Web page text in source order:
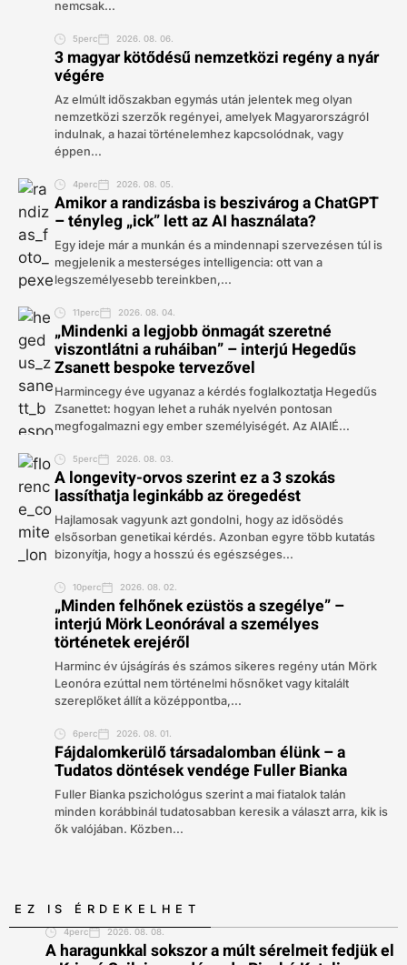
nemcsak...
5perc 2026. 08. 06.
3 magyar kötődésű nemzetközi regény a nyár
végére
Az elmúlt időszakban egymás után jelentek meg olyan
nemzetközi szerzők regényei, amelyek Magyarországról
indulnak, a hazai történelemhez kapcsolódnak, vagy
éppen...
4perc 2026. 08. 05.
Amikor a randizásba is beszivárog a ChatGPT
– tényleg „ick” lett az AI használata?
Egy ideje már a munkán és a mindennapi szervezésen túl is
megjelenik a mesterséges intelligencia: ott van a
legszemélyesebb tereinkben,...
11perc 2026. 08. 04.
„Mindenki a legjobb önmagát szeretné
viszontlátni a ruháiban” – interjú Hegedűs
Zsanett bespoke tervezővel
Harmincegy éve ugyanaz a kérdés foglalkoztatja Hegedűs
Zsanettet: hogyan lehet a ruhák nyelvén pontosan
megfogalmazni egy ember személyiségét. Az AIAIÉ...
5perc 2026. 08. 03.
A longevity-orvos szerint ez a 3 szokás
lassíthatja leginkább az öregedést
Hajlamosak vagyunk azt gondolni, hogy az idősödés
elsősorban genetikai kérdés. Azonban egyre több kutatás
bizonyítja, hogy a hosszú és egészséges...
10perc 2026. 08. 02.
„Minden felhőnek ezüstös a szegélye” –
interjú Mörk Leonórával a személyes
történetek erejéről
Harminc év újságírás és számos sikeres regény után Mörk
Leonóra ezúttal nem történelmi hősnőket vagy kitalált
szereplőket állít a középpontba,...
6perc 2026. 08. 01.
Fájdalomkerülő társadalomban élünk – a
Tudatos döntések vendége Fuller Bianka
Fuller Bianka pszichológus szerint a mai fiatalok talán
minden korábbinál tudatosabban keresik a választ arra, kik is
ők valójában. Közben...
EZ IS ÉRDEKELHET
4perc 2026. 08. 08.
A haragunkkal sokszor a múlt sérelmeit fedjük el